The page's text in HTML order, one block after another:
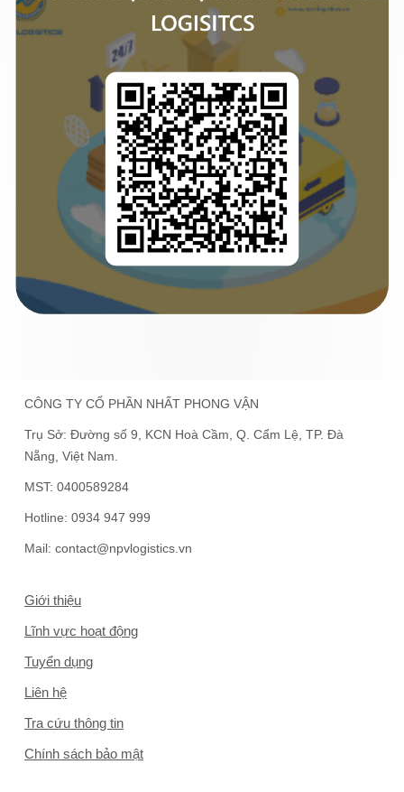
CÔNG TY CỔ PHẦN NHẤT PHONG VẬN
Trụ Sở: Đường số 9, KCN Hoà Cầm, Q. Cẩm Lệ, TP. Đà
Nẵng, Việt Nam.
MST: 0400589284
Hotline: 0934 947 999
Mail: contact@npvlogistics.vn
Giới thiệu
Lĩnh vực hoạt động
Tuyển dụng
Liên hệ
Tra cứu thông tin
Chính sách bảo mật